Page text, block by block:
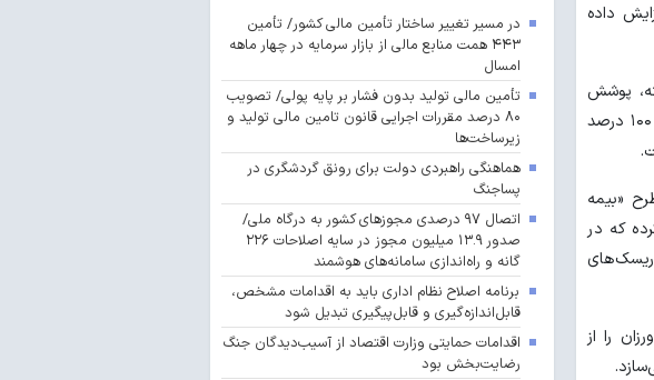
نسبت به سال گذشته ۱۵۰ درصد افزایش داده
پوشش
بیمه ای (ضریب نفوذ) را برای محصولات گندم آبی و دیم، دانه های روغنی و طیور، معادل ۱۰۰ درصد
«بیمه
کرده که در
در جهت کاهش ریسک‌های
را از
در مسیر تغییر ساختار تأمین مالی کشور/ تأمین
۴۴۳ همت منابع مالی از بازار سرمایه در چهار ماهه
امسال
تأمین مالی تولید بدون فشار بر پایه پولی/ تصویب
۸۰ درصد مقررات اجرایی قانون تامین مالی تولید و
زیرساخت‌ها
هماهنگی راهبردی دولت برای رونق گردشگری در
پساجنگ
اتصال ۹۷ درصدی مجوزهای کشور به درگاه ملی/
صدور ۱۳.۹ میلیون مجوز در سایه اصلاحات ۲۲۶
گانه و راه‌اندازی سامانه‌های هوشمند
برنامه اصلاح نظام اداری باید به اقدامات مشخص،
قابل‌اندازه‌گیری و قابل‌پیگیری تبدیل شود
اقدامات حمایتی وزارت اقتصاد از آسیب‌دیدگان جنگ
رضایت‌بخش بود